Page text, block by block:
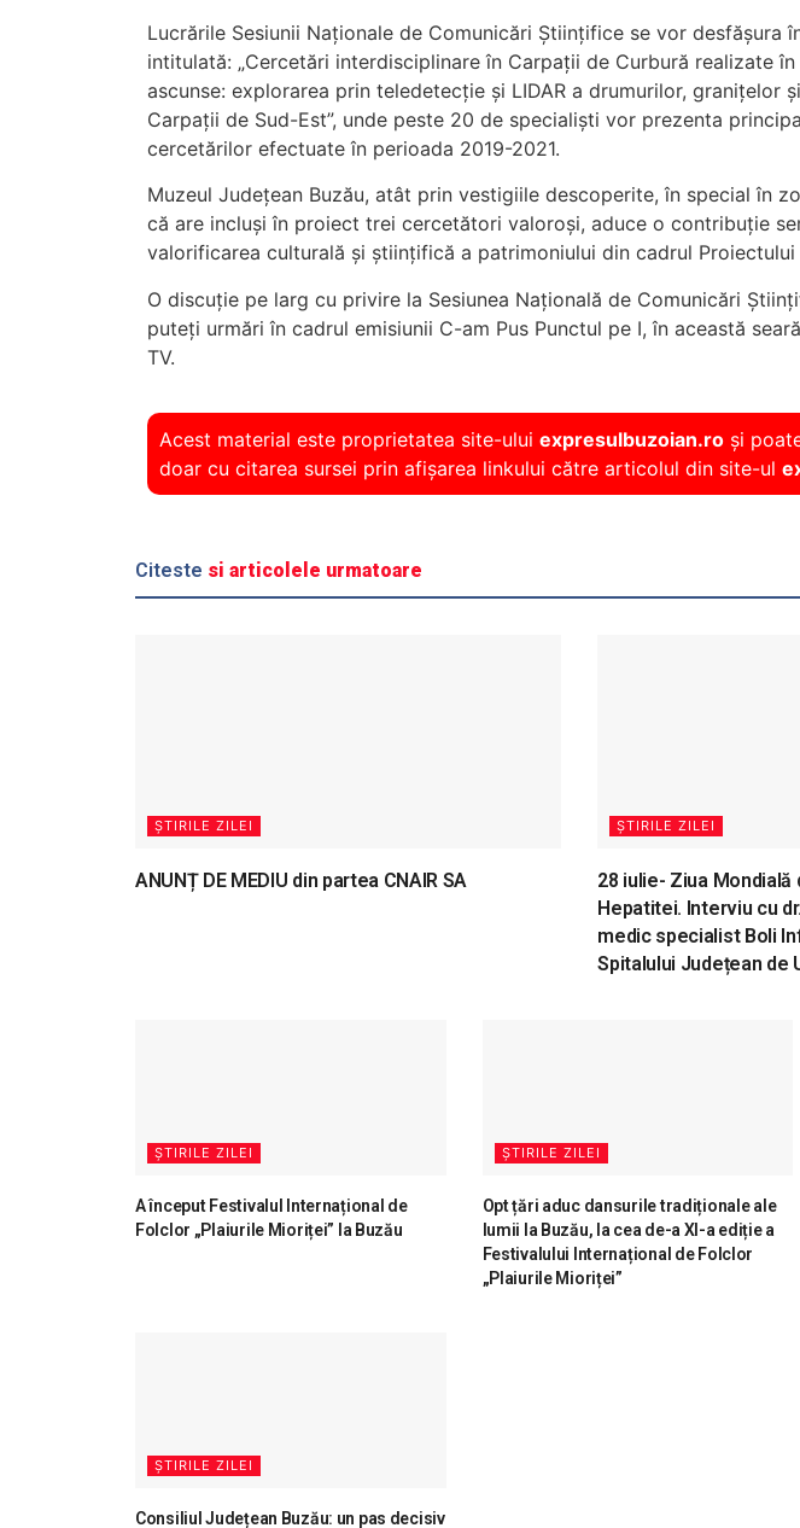
Lucrările Sesiunii Naționale de Comunicări Științifice se vor desfășura
intitulată: „Cercetări interdisciplinare în Carpații de Curbură realizate
ascunse: explorarea prin teledetecție și LIDAR a drumurilor, granițelor
Carpații de Sud-Est”, unde peste 20 de specialiști vor prezenta
cercetărilor efectuate în perioada 2019-2021.
Muzeul Județean Buzău, atât prin vestigiile descoperite, în special în
că are incluși în proiect trei cercetători valoroși, aduce o contribuție
valorificarea culturală și științifică a patrimoniului din cadrul Proiectului
O discuție pe larg cu privire la Sesiunea Națională de Comunicări
puteți urmări în cadrul emisiunii C-am Pus Punctul pe I, în această
TV.
Acest material este proprietatea site-ului expresulbuzoian.ro și
doar cu citarea sursei prin afișarea linkului către articolul din site-ul
Citeste si articolele urmatoare
ȘTIRILE ZILEI
ANUNȚ DE MEDIU din partea CNAIR SA
ȘTIRILE ZILEI
28 iulie- Ziua
Hepatitei. Interviu cu
medic specialist Boli
Spitalului Județean de
ȘTIRILE ZILEI
A început Festivalul Internațional de
Folclor „Plaiurile Mioriței” la Buzău
ȘTIRILE ZILEI
Opt țări aduc dansurile tradiționale ale
lumii la Buzău, la cea de-a XI-a ediție a
Festivalului Internațional de Folclor
„Plaiurile Mioriței”
ȘTIRILE ZILEI
Consiliul Județean Buzău: un pas decisiv